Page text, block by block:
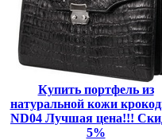
Купить портфель из
натуральной кожи
ND04 Лучшая цена!!!
5%